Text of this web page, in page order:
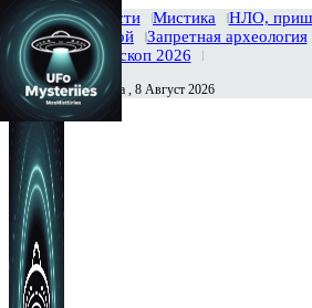
Главная Новости Мистика
НЛО,
Тайны вселенной
Запретная археология
История
Гороскоп 2026
Сегодня Суббота , 8 Август 2026